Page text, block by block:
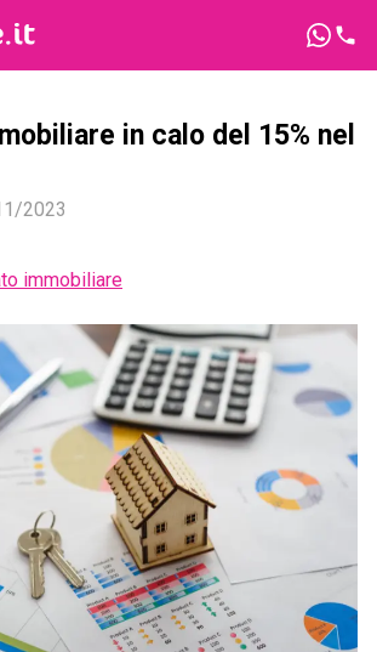
in calo del 15% nel
2023
immobiliare